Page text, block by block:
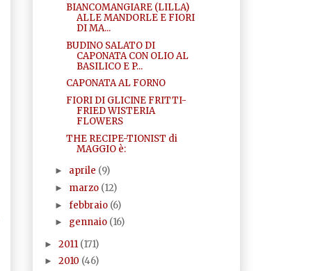
BIANCOMANGIARE (LILLA)
ALLE MANDORLE E FIORI
DI MA...
BUDINO SALATO DI
CAPONATA CON OLIO AL
BASILICO E P...
CAPONATA AL FORNO
FIORI DI GLICINE FRITTI-
FRIED WISTERIA
FLOWERS
THE RECIPE-TIONIST di
MAGGIO è:
► aprile (9)
► marzo (12)
►febbraio (6)
► gennaio (16)
► 2011 (171)
► 2010 (46)